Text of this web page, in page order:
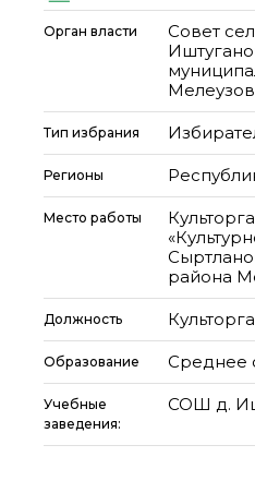
Орган власти
Совет
Тип избрания
Регионы
Место работы
района
Должность
Образование Среднее
Учебные
заведения:
СОШ д.